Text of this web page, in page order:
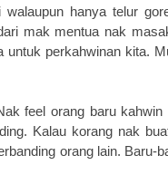
hanya telur
mak mentua nak
untuk perkahwinan kita.
feel orang baru kahwin
Kalau korang nak
orang lain. Baru-